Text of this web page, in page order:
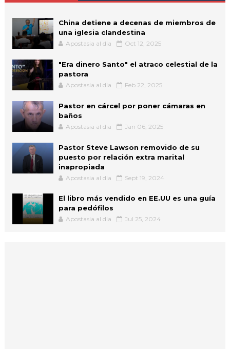
China detiene a decenas de miembros de
una iglesia clandestina
Apostasia al dia Oct 12, 2025
"Era dinero Santo" el atraco celestial de la
pastora
Apostasia al dia Feb 22, 2025
Pastor en cárcel por poner cámaras en
baños
Apostasia al dia Jan 06, 2025
Pastor Steve Lawson removido de su
puesto por relación extra marital
inapropiada
Apostasia al dia Sept 19, 2024
El libro más vendido en EE.UU es una guía
para pedófilos
Apostasia al dia Jul 25, 2024